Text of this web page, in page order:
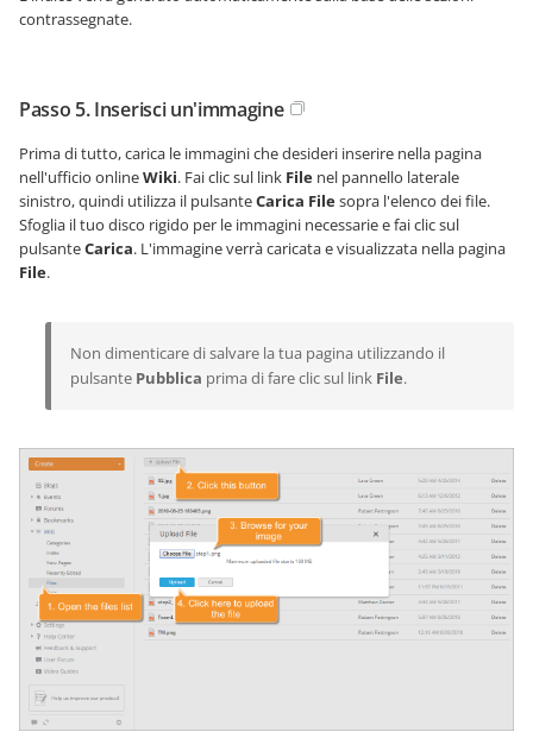
contrassegnate.
Passo 5. Inserisci un'immagine
Prima di tutto, carica le immagini che desideri inserire nella pagina
nell'ufficio onlineWiki. Fai clic sul link File nel pannello laterale
sinistro, quindi utilizza il pulsanteCarica Filesopra l'elenco dei file.
Sfoglia il tuo disco rigido per le immagini necessarie e fai clic sul
pulsanteCarica. L'immagine verrà caricata e visualizzata nella pagina
File.
Non dimenticare di salvare la tua pagina utilizzando il
pulsante Pubblica prima di fare clic sul link File.